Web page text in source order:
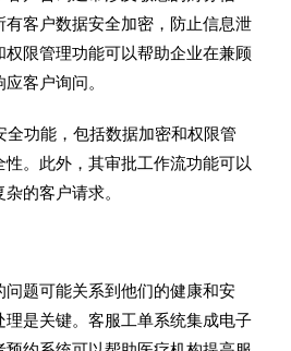
有客户数据安全加密，防止信息泄
限管理功能可以帮助企业在兼顾
客户询问。
全功能，包括数据加密和权限管
。此外，其审批工作流功能可以
的客户请求。
题可能关系到他们的健康和安
是关键。客服工单系统集成电子